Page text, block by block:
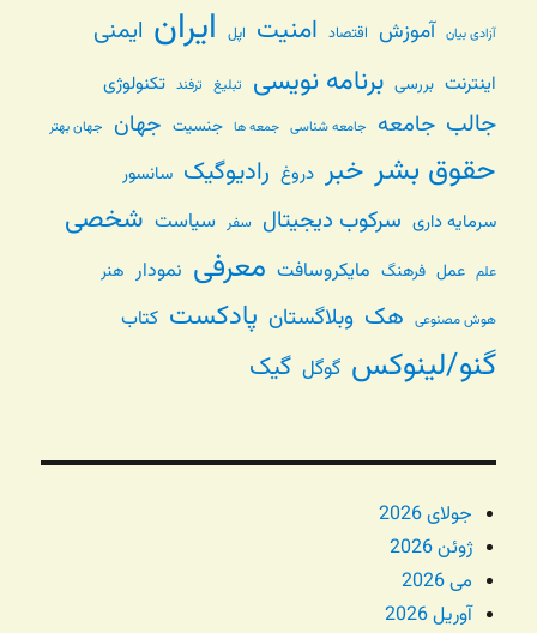
آزادی بیان آموزش اقتصاد امنیت اپل ایران ایمنی
اینترنت بررسی برنامه نویسی تبلیغ ترفند تکنولوژی
جالب جامعه جامعه شناسی جمعه ها جنسیت جهان جهان بهتر
حقوق بشر خبر دروغ رادیوگیک سانسور
سرمایه داری سرکوب دیجیتال سفر سیاست شخصی
علم عمل فرهنگ مایکروسافت معرفی نمودار هنر
هوش مصنوعی هک وبلاگستان پادکست کتاب
گنو/لینوکس گوگل گیک
جولای 2026
ژوئن 2026
می 2026
آوریل 2026